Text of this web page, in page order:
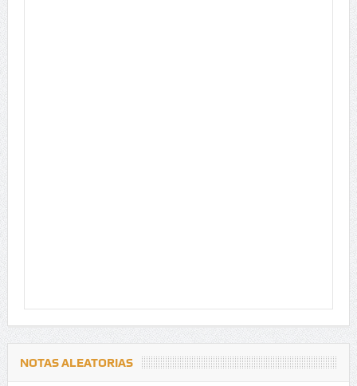
NOTAS ALEATORIAS